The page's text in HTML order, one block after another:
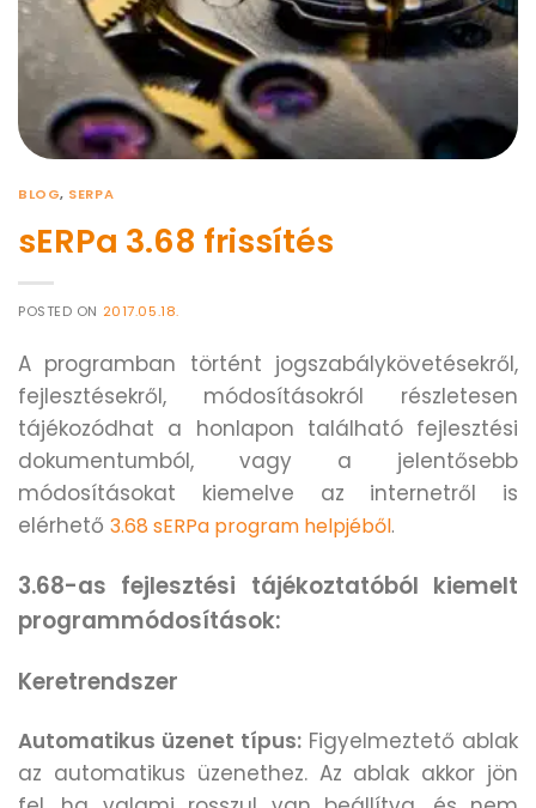
BLOG, SERPA
sERPa 3.68 frissítés
POSTED ON 2017.05.18.
A programban történt jogszabálykövetésekről,
fejlesztésekről, módosításokról részletesen
tájékozódhat a honlapon található fejlesztési
dokumentumból, vagy a jelentősebb
módosításokat kiemelve az internetről is
elérhető 3.68 sERPa program helpjéből.
3.68-as fejlesztési tájékoztatóból kiemelt
programmódosítások:
Keretrendszer
Automatikus üzenet típus: Figyelmeztető ablak
az automatikus üzenethez. Az ablak akkor jön